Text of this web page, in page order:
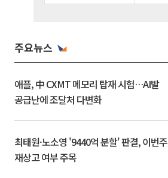
주요뉴스
애플, 中 CXMT 메모리 탑재 시험…AI발
공급난에 조달처 다변화
최태원·노소영 '9440억 분할' 판결, 이번주
재상고 여부 주목